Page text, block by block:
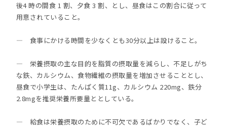
後4 時の間食 1 割、夕食 3 割、とし、昼食はこの割合に従って
用意されていること。
— 食事にかける時間を少なくとも30分以上は設けること。
— 栄養摂取の主な目的を脂質の摂取量を減らし、不足しがち
な鉄、カルシウム、食物繊維の摂取量を増加させることとし、
昼食で小学生は、たんぱく質11g、カルシウム 220mg、鉄分
2.8mgを推奨栄養所要量ととしている。
— 給食は栄養摂取のために不可欠であるばかりでなく、子ど